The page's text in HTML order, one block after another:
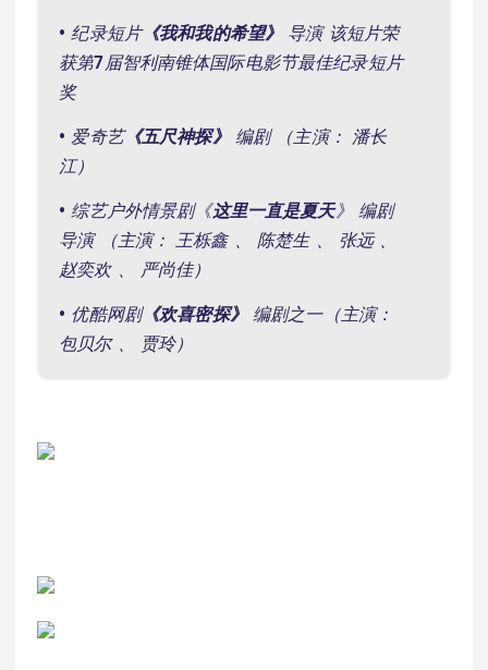
• 纪录短片《我和我的希望》
导演 该短片荣
获第7届智利南锥体国际电影节最佳纪录短片
奖
• 爱奇艺《五尺神探》
编剧 （主演： 潘长
江）
• 综艺户外情景剧《这里一直是夏天》 编剧
导演 （主演： 王栎鑫 、 陈楚生 、 张远 、
赵奕欢 、 严尚佳）
• 优酷网剧《欢喜密探》 编剧之一（主演：
包贝尔 、 贾玲）